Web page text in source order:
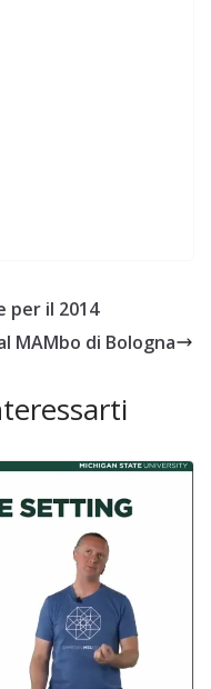
per il 2014
MAMbo di Bologna